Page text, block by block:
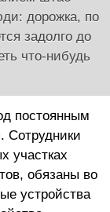
дорожка, по
задолго до
что-нибудь
постоянным
Сотрудники
участках
обязаны во
устройства